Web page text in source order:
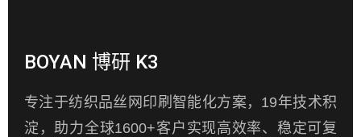
BOYAN 博研 K3
专注于纺织品丝网印刷智能化方案，19年技术积
淀，助力全球1600+客户实现高效率、稳定可复